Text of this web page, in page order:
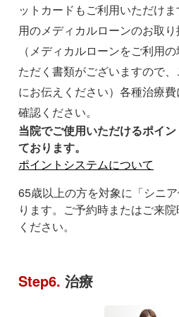
ットカードもご利用いただけ
用のメディカルローンのお取り
（メディカルローンをご利用
ただく書類がございますので
にお伝えください）各種治療
確認ください。
当院でご使用いただけるポイ
ております。
ポイントシステムについて
65歳以上の方を対象に「シニ
ります。ご予約時またはご来
ください。
Step6. 治療